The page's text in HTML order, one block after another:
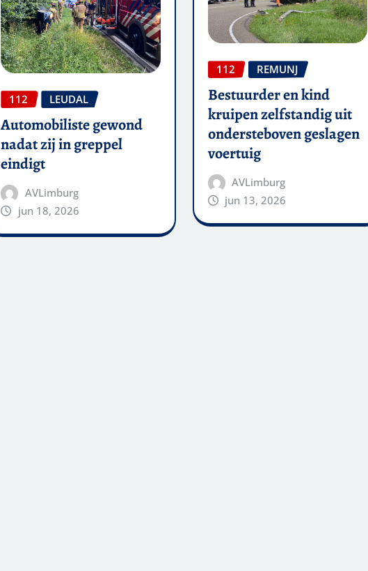
112 LEUDAL
Automobiliste gewond
nadat zij in greppel
eindigt
AVLimburg
jun 18, 2026
112 REMUNJ
Bestuurder en kind
kruipen zelfstandig uit
ondersteboven geslagen
voertuig
AVLimburg
jun 13, 2026